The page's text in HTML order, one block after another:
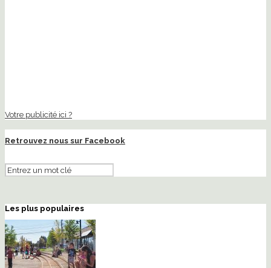
Votre publicité ici ?
Retrouvez nous sur Facebook
Les plus populaires